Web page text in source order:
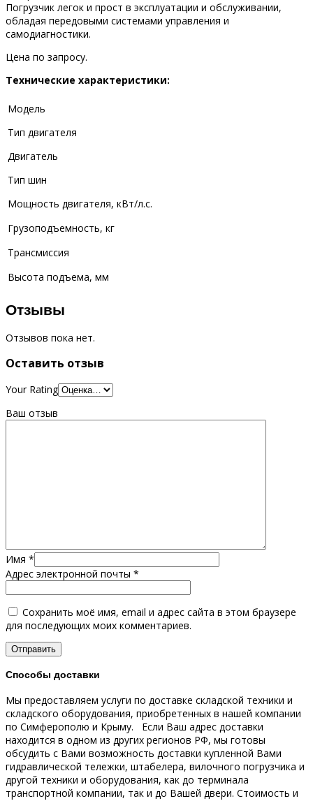
Погрузчик легок и прост в эксплуатации и обслуживании,
обладая передовыми системами управления и
самодиагностики.
Цена по запросу.
Технические характеристики:
Модель
Тип двигателя
Двигатель
Тип шин
Мощность двигателя, кВт/л.с.
Грузоподъемность, кг
Трансмиссия
Высота подъема, мм
Отзывы
Отзывов пока нет.
Оставить отзыв
Your Rating
Ваш отзыв
Имя *
Адрес электронной почты *
Сохранить моё имя, email и адрес сайта в этом браузере
для последующих моих комментариев.
Способы доставки
Мы предоставляем услуги по доставке складской техники и
складского оборудования, приобретенных в нашей компании
по Симферополю и Крыму.
Если Ваш адрес доставки
находится в одном из других регионов РФ, мы готовы
обсудить с Вами возможность доставки купленной Вами
гидравлической тележки, штабелера, вилочного погрузчика и
другой техники и оборудования, как до терминала
транспортной компании, так и до Вашей двери. Стоимость и